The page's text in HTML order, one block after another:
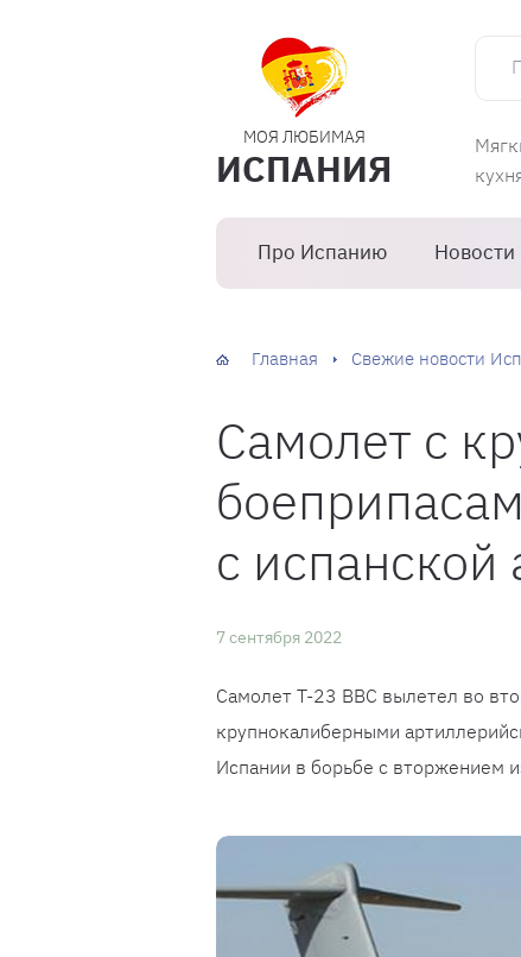
МОЯ ЛЮБИМАЯ
ИСПАНИЯ
Про Испанию Новости
Главная Свежие новости
Самолет с
с испанской
7 сентября 2022
Самолет Т-23 ВВС вылетел во
крупнокалиберными
Испании в борьбе с вторжением